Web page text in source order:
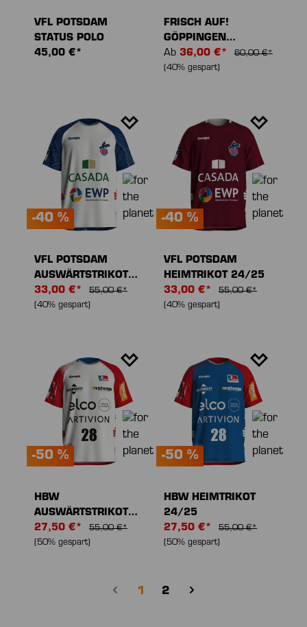
VFL POTSDAM
STATUS POLO
45,00 €*
FRISCH AUF!
GÖPPINGEN
HEIMTRIKOT 24/25
Ab 36,00 €*
60,00 €*
(40% gespart)
-40 %
VFL POTSDAM
AUSWÄRTSTRIKOT
24/25
33,00 €*
55,00 €*
(40% gespart)
-40 %
VFL POTSDAM
HEIMTRIKOT 24/25
33,00 €*
55,00 €*
(40% gespart)
-50 %
HBW
AUSWÄRTSTRIKOT
24/25
27,50 €*
55,00 €*
(50% gespart)
-50 %
HBW HEIMTRIKOT
24/25
27,50 €*
55,00 €*
(50% gespart)
Seite
1 Seite
2